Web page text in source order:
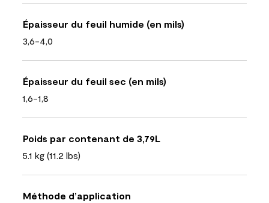
Épaisseur du feuil humide (en mils)
3,6-4,0
Épaisseur du feuil sec (en mils)
1,6-1,8
Poids par contenant de 3,79L
5.1 kg (11.2 lbs)
Méthode d’application